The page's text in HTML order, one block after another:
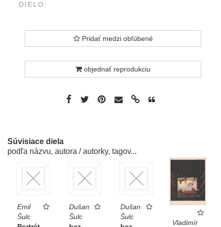
DIELO:
Pridať medzi obľúbené
objednať reprodukciu
Súvisiace diela
podľa názvu, autora / autorky, tagov...
Emil
Šulc
Dušan
Šulc
Dušan
Šulc
Vladimír